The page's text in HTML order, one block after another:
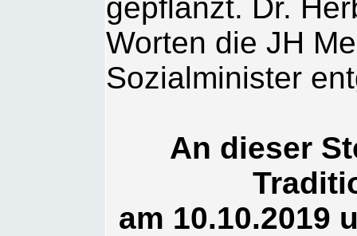
gepflanzt. Dr.
Worten die JH
Sozialminister
An dieser
am 10.10.2019